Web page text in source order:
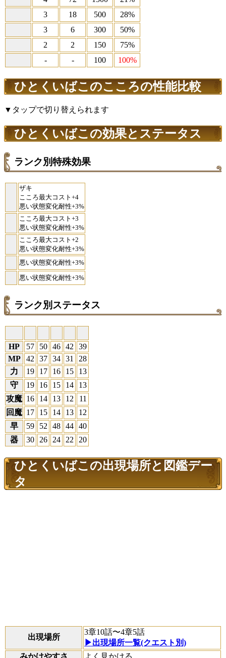
3
18 500
28%
3
6 300
50%
2
2 150
75%
-
- 100 100%
ひとくいばこのこころの性能比較
▼タップで切り替えられます
ひとくいばこの効果とステータス
ランク別特殊効果
ザキ
こころ最大コスト+4
悪い状態変化耐性+3%
こころ最大コスト+3
悪い状態変化耐性+3%
こころ最大コスト+2
悪い状態変化耐性+3%
悪い状態変化耐性+3%
悪い状態変化耐性+3%
ランク別ステータス
HP 57 50 46 42
39
MP
42 37 34 31
28
力
19 17 16 15
13
守
19 16 15 14
13
攻魔 16 14 13 12
11
回魔 17 15 14 13
12
早
59 52 48 44 40
器
30 26 24 22 20
ひとくいばこの出現場所と図鑑デー
タ
出現場所
3章10話〜4章5話
▶出現場所一覧(クエスト別)
みかけやすさ
よく見かける